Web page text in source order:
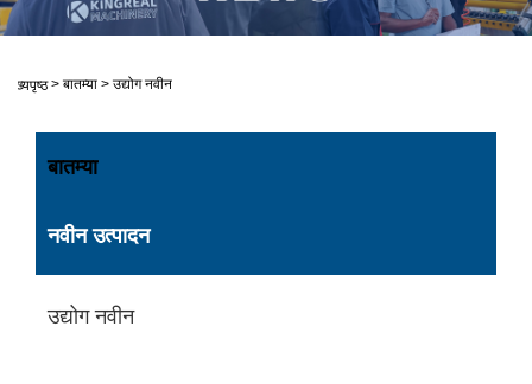
मुख्यपृष्ठ > बातम्या > उद्योग नवीन
बातम्या
नवीन उत्पादन
उद्योग नवीन